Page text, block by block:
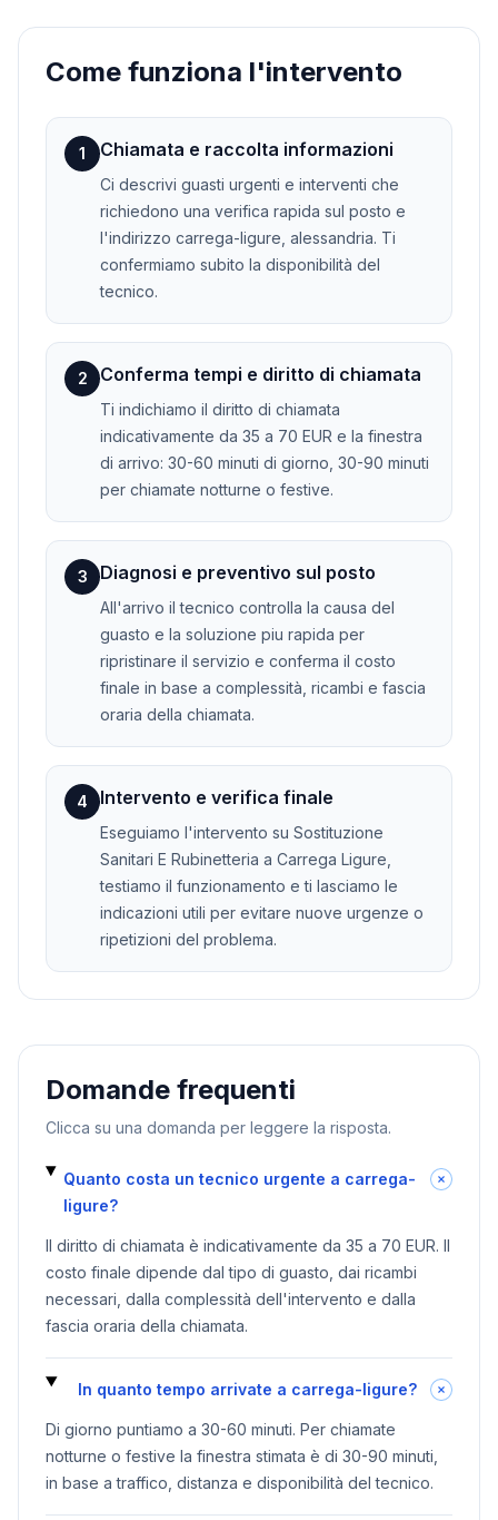
Come funziona l'intervento
1 Chiamata e raccolta informazioni
Ci descrivi guasti urgenti e interventi che
richiedono una verifica rapida sul posto e
l'indirizzo carrega-ligure, alessandria. Ti
confermiamo subito la disponibilità del
tecnico.
2 Conferma tempi e diritto di chiamata
Ti indichiamo il diritto di chiamata
indicativamente da 35 a 70 EUR e la finestra
di arrivo: 30-60 minuti di giorno, 30-90 minuti
per chiamate notturne o festive.
3 Diagnosi e preventivo sul posto
All'arrivo il tecnico controlla la causa del
guasto e la soluzione piu rapida per
ripristinare il servizio e conferma il costo
finale in base a complessità, ricambi e fascia
oraria della chiamata.
4 Intervento e verifica finale
Eseguiamo l'intervento su Sostituzione
Sanitari E Rubinetteria a Carrega Ligure,
testiamo il funzionamento e ti lasciamo le
indicazioni utili per evitare nuove urgenze o
ripetizioni del problema.
Domande frequenti
Clicca su una domanda per leggere la risposta.
Quanto costa un tecnico urgente a carrega-
ligure?
Il diritto di chiamata è indicativamente da 35 a 70 EUR. Il
costo finale dipende dal tipo di guasto, dai ricambi
necessari, dalla complessità dell'intervento e dalla
fascia oraria della chiamata.
In quanto tempo arrivate a carrega-ligure?
Di giorno puntiamo a 30-60 minuti. Per chiamate
notturne o festive la finestra stimata è di 30-90 minuti,
in base a traffico, distanza e disponibilità del tecnico.